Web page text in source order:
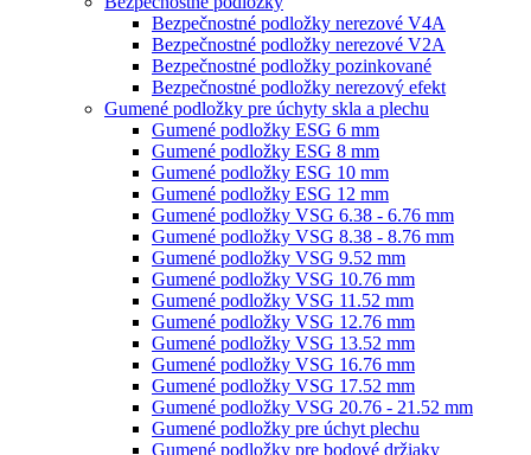
Bezpečnostné podložky nerezové V4A
Bezpečnostné podložky nerezové V2A
Bezpečnostné podložky pozinkované
Bezpečnostné podložky nerezový efekt
Gumené podložky pre úchyty skla a plechu
Gumené podložky ESG 6 mm
Gumené podložky ESG 8 mm
Gumené podložky ESG 10 mm
Gumené podložky ESG 12 mm
Gumené podložky VSG 6.38 - 6.76 mm
Gumené podložky VSG 8.38 - 8.76 mm
Gumené podložky VSG 9.52 mm
Gumené podložky VSG 10.76 mm
Gumené podložky VSG 11.52 mm
Gumené podložky VSG 12.76 mm
Gumené podložky VSG 13.52 mm
Gumené podložky VSG 16.76 mm
Gumené podložky VSG 17.52 mm
Gumené podložky VSG 20.76 - 21.52 mm
Gumené podložky pre úchyt plechu
Gumené podložky pre bodové držiaky